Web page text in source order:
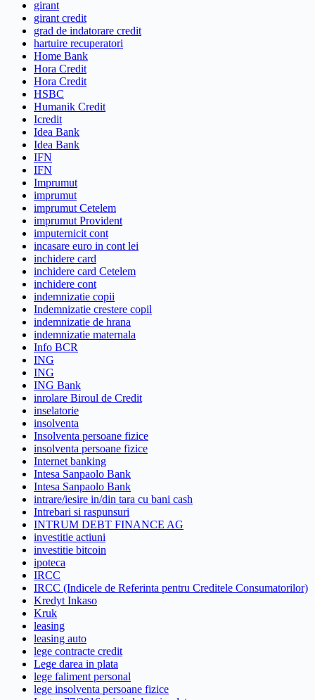
girant
girant credit
grad de indatorare credit
hartuire recuperatori
Home Bank
Hora Credit
Hora Credit
HSBC
Humanik Credit
Icredit
Idea Bank
Idea Bank
IFN
IFN
Imprumut
imprumut
imprumut Cetelem
imprumut Provident
imputernicit cont
incasare euro in cont lei
inchidere card
inchidere card Cetelem
inchidere cont
indemnizatie copii
Indemnizatie crestere copil
indemnizatie de hrana
indemnizatie maternala
Info BCR
ING
ING
ING Bank
inrolare Biroul de Credit
inselatorie
insolventa
Insolventa persoane fizice
insolventa persoane fizice
Internet banking
Intesa Sanpaolo Bank
Intesa Sanpaolo Bank
intrare/iesire in/din tara cu bani cash
Intrebari si raspunsuri
INTRUM DEBT FINANCE AG
investitie actiuni
investitie bitcoin
ipoteca
IRCC
IRCC (Indicele de Referinta pentru Creditele Consumatorilor)
Kredyt Inkaso
Kruk
leasing
leasing auto
lege contracte credit
Lege darea in plata
lege faliment personal
lege insolventa persoane fizice